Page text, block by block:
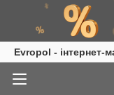
Evropol - інтернет-